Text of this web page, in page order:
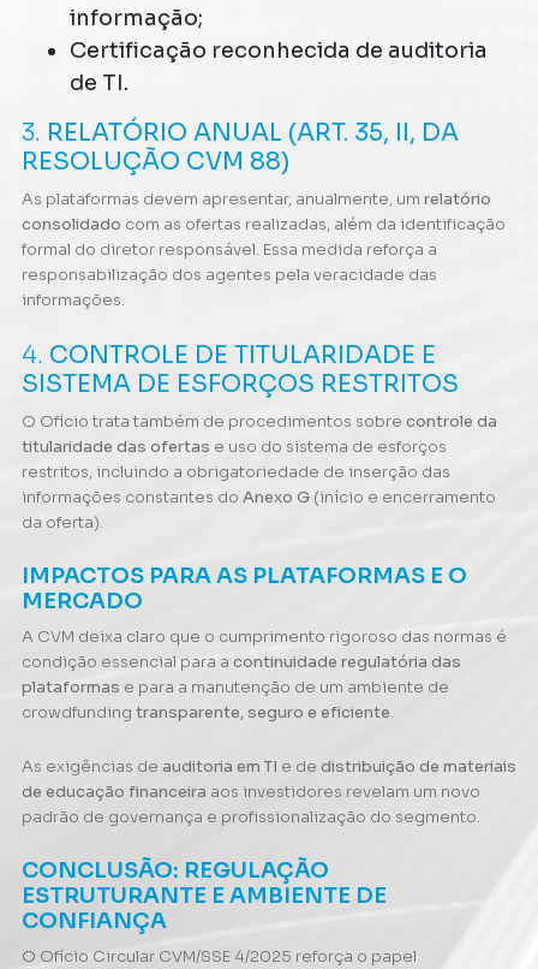
informação;
Certificação reconhecida de auditoria
de TI.
3. RELATÓRIO ANUAL (ART. 35, II, DA
RESOLUÇÃO CVM 88)
As plataformas devem apresentar, anualmente, um relatório
consolidado com as ofertas realizadas, além da identificação
formal do diretor responsável. Essa medida reforça a
responsabilização dos agentes pela veracidade das
informações.
4. CONTROLE DE TITULARIDADE E
SISTEMA DE ESFORÇOS RESTRITOS
O Ofício trata também de procedimentos sobre controle da
titularidade das ofertas e uso do sistema de esforços
restritos, incluindo a obrigatoriedade de inserção das
informações constantes do Anexo G (início e encerramento
da oferta).
IMPACTOS PARA AS PLATAFORMAS E O
MERCADO
A CVM deixa claro que o cumprimento rigoroso das normas é
condição essencial para a continuidade regulatória das
plataformas e para a manutenção de um ambiente de
crowdfunding transparente, seguro e eficiente.
As exigências de auditoria em TI e de distribuição de materiais
de educação financeira aos investidores revelam um novo
padrão de governança e profissionalização do segmento.
CONCLUSÃO: REGULAÇÃO
ESTRUTURANTE E AMBIENTE DE
CONFIANÇA
O Ofício Circular CVM/SSE 4/2025 reforça o papel